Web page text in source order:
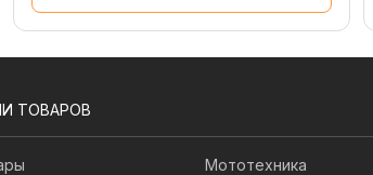
ТОВАРОВ
Мототехника